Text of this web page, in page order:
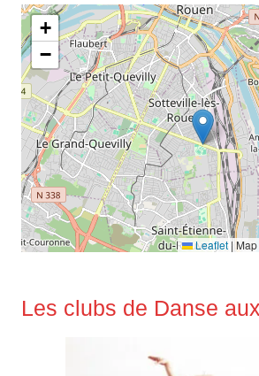
+
−
Leaflet |
Les clubs de Danse